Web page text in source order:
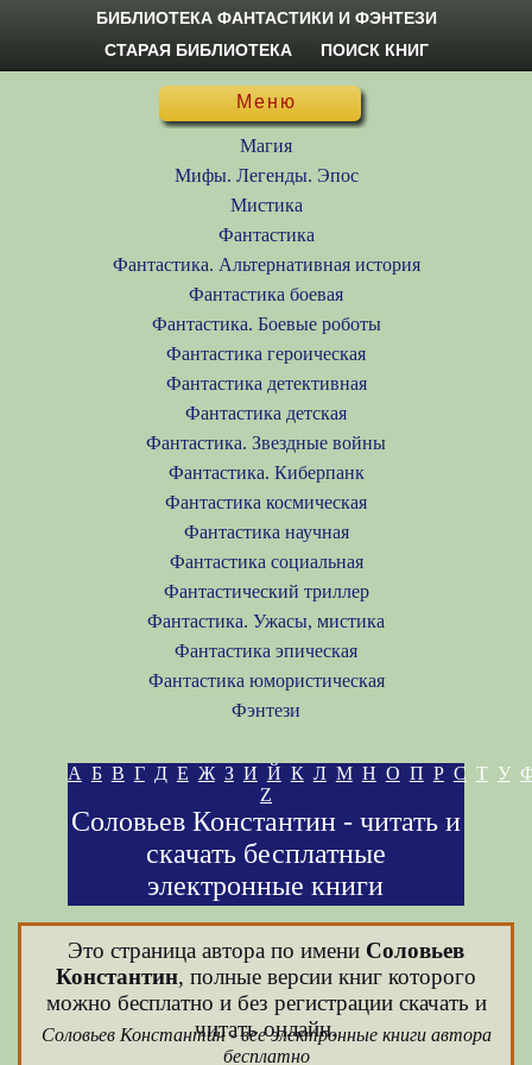
БИБЛИОТЕКА ФАНТАСТИКИ И ФЭНТЕЗИ
СТАРАЯ БИБЛИОТЕКА
ПОИСК КНИГ
Меню
Магия
Мифы. Легенды. Эпос
Мистика
Фантастика
Фантастика. Альтернативная история
Фантастика боевая
Фантастика. Боевые роботы
Фантастика героическая
Фантастика детективная
Фантастика детская
Фантастика. Звездные войны
Фантастика. Киберпанк
Фантастика космическая
Фантастика научная
Фантастика социальная
Фантастический триллер
Фантастика. Ужасы, мистика
Фантастика эпическая
Фантастика юмористическая
Фэнтези
А Б В Г Д Е Ж З И Й К Л М Н О П Р С Т У
Z
Соловьев Константин - читать и
скачать бесплатные
электронные книги
Это страница автора по имени Соловьев
Константин, полные версии книг которого
можно бесплатно и без регистрации скачать и
читать онлайн.
Соловьев Константин - все электронные книги автора
бесплатно